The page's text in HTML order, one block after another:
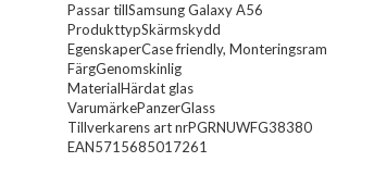
Passar tillSamsung Galaxy A56
ProdukttypSkärmskydd
EgenskaperCase friendly, Monteringsram
FärgGenomskinlig
MaterialHärdat glas
VarumärkePanzerGlass
Tillverkarens art nrPGRNUWFG38380
EAN5715685017261